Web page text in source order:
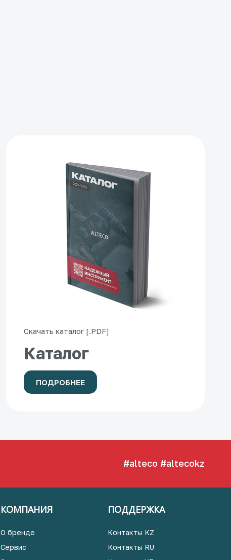
Скачать каталог [.PDF]
Каталог
ПОДРОБНЕЕ
#alteco #altecokz
КОМПАНИЯ
О бренде
Сервис
ПОДДЕРЖКА
Контакты KZ
Контакты RU